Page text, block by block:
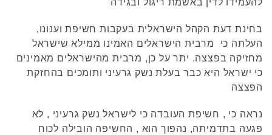
להעמידו לדין באשמת ריגול ובגידה
בחינת דעת הקהל הישראלית בעקבות חשיפת וענונו,
העלתה כי מרבית הישראלים האמינו ממילא שישראל
מחזיקה בפצצה. יתר על כן, מרבית מהישראלים מאמינים
כי ישראל היא כבר בעלת נשק גרעיני ותומכים בהחזקת
הפצצה
נראה כי , חשיפת העובדה כי לישראל נשק גרעיני , לא
פגעה בתדמיתה, נהפוך הוא , החשיפה הובילה לכוח